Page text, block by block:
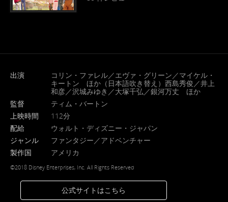
出演
コリン・ファレル／エヴァ・グリーン／マイケル・
キートン ほか（日本語吹き替え）西島秀俊／井上
和彦／沢城みゆき／大塚千弘／銀河万丈 ほか
監督
ティム・バートン
上映時間
112分
配給
ウォルト・ディズニー・ジャパン
ジャンル
ファンタジー／アドベンチャー
製作国
アメリカ
©2018 Disney Enterprises, Inc. All Rights Reserved
公式サイトはこちら